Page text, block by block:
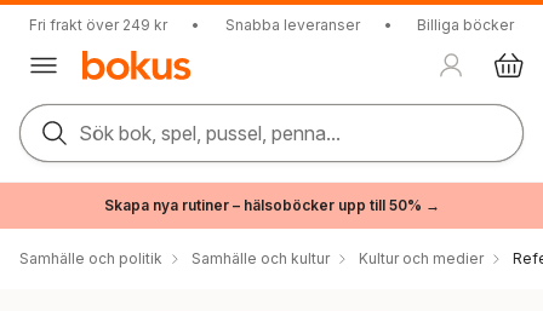
Fri frakt över 249 kr • Snabba leveranser • Billiga böcker
Sök bok, spel, pussel, penna...
Skapa nya rutiner – hälsoböcker upp till 50% →
Samhälle och politik Samhälle och kultur Kultur och medier